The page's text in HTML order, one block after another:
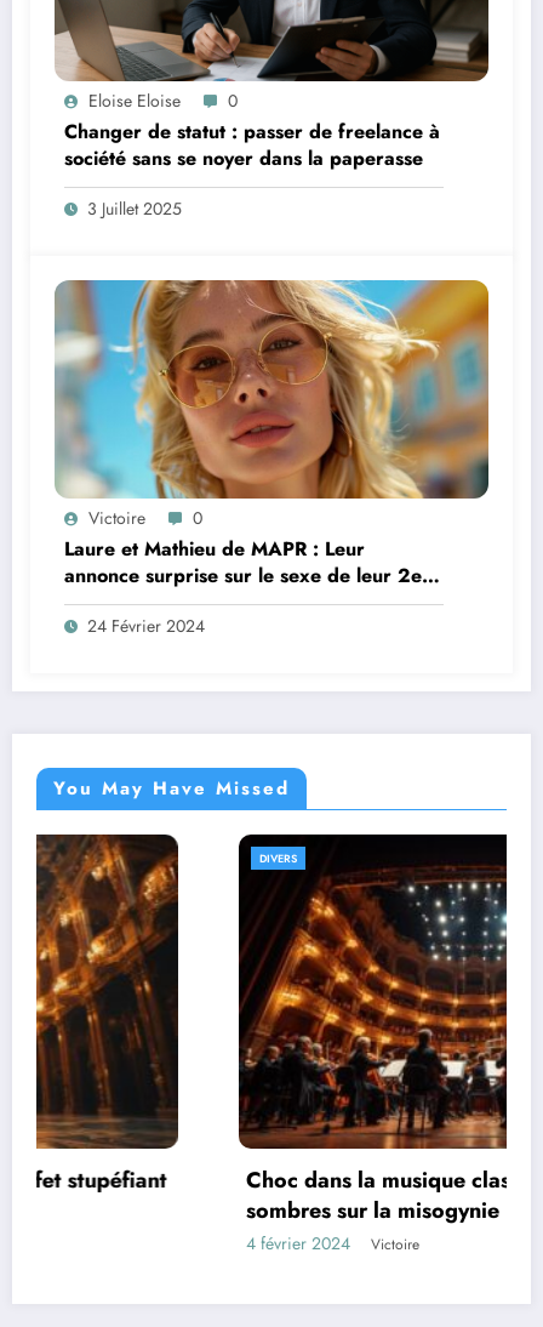
Eloise Eloise 0
Changer de statut : passer de freelance à
société sans se noyer dans la paperasse
3 Juillet 2025
Victoire 0
Laure et Mathieu de MAPR : Leur
annonce surprise sur le sexe de leur 2e
bébé !
24 Février 2024
You May Have Missed
DIVERS
Choc dans la musique classique : les vérités
sombres sur la misogynie
Victoire